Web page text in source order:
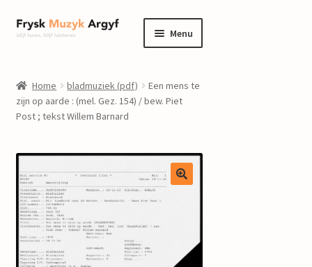
Ga
door
navigatie
Ga
naar
inhoud
Menu
informatie
Submenu
uitvouwen
Componisten
nieuws
events
Home bladmuziek (pdf)
Een mens te
zijn op aarde : (mel. Gez. 154) / bew. Piet
Post ; tekst Willem Barnard